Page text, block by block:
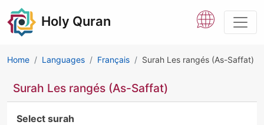
Holy Quran
Home Languages Français Surah Les rangés (As-Saffat)
Surah Les rangés (As-Saffat)
Select surah